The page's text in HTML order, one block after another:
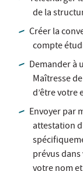
de la
Créer la
compte
Demander à
Maîtresse
d’être votre
Envoyer par
attestation
prévus